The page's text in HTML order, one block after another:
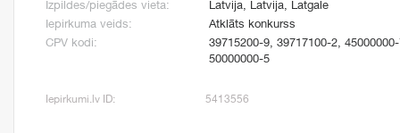
Izpildes/piegādes vieta:
Latvija, Latvija, Latgale
Iepirkuma veids:
Atklāts konkurss
CPV kodi:
39715200-9, 39717100-2,
50000000-5
Iepirkumi.lv ID: 5413556